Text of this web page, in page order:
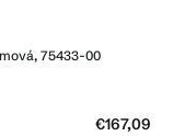
75433-00
€167,09